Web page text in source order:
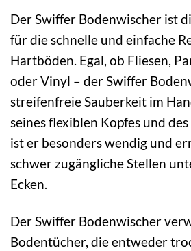
Der Swiffer Bodenwischer ist
für die schnelle und einfache
Hartböden. Egal, ob Fliesen,
oder Vinyl – der Swiffer
streifenfreie Sauberkeit im
seines flexiblen Kopfes und
ist er besonders wendig und
schwer zugängliche Stellen
Ecken.
Der Swiffer Bodenwischer
Bodentücher, die entweder